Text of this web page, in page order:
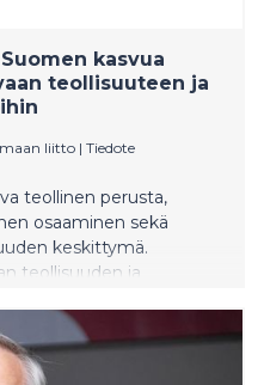
kasvua
teollisuuteen ja
liitto | Tiedote
teollinen perusta,
osaaminen sekä
keskittymä.
teollisuuden ja
Pirkanmaa haluaa
erityisesti siru-,
ja